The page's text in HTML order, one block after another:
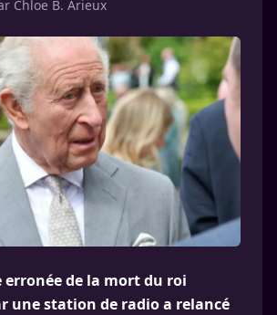
Chloe B. Arieux
erronée de la mort du roi
une station de radio a relancé